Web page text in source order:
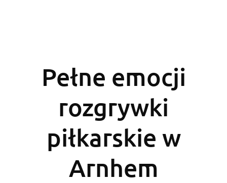
Pełne emocji
rozgrywki
piłkarskie w
Arnhem